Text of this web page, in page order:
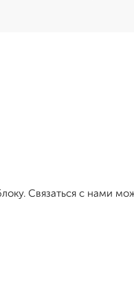
Связаться с нами